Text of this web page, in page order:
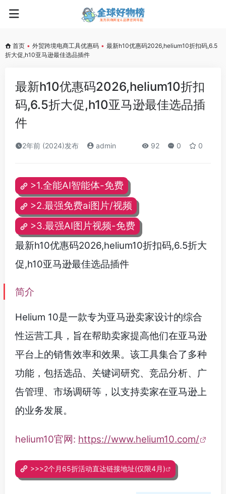
首页 • 外贸跨境电商工具优惠码 • 最新h10优惠码2026,helium10折扣码,6.5
折大促,h10亚马逊最佳选品插件
最新h10优惠码2026,helium10折扣
码,6.5折大促,h10亚马逊最佳选品插
件
2年前 (2024)发布 admin 92 0 0
>1.全能AI智能体-免费
>2.最强免费ai图片/视频
>3.最强AI图片视频-免费
最新h10优惠码2026,helium10折扣码,6.5折大
促,h10亚马逊最佳选品插件
简介
Helium 10是一款专为亚马逊卖家设计的综合
性运营工具，旨在帮助卖家提高他们在亚马逊
平台上的销售效率和效果。该工具集合了多种
功能，包括选品、关键词研究、竞品分析、广
告管理、市场调研等，以支持卖家在亚马逊上
的业务发展。
helium10官网: https://www.helium10.com/
>>>2个月65折活动直达链接地址(仅限4月)